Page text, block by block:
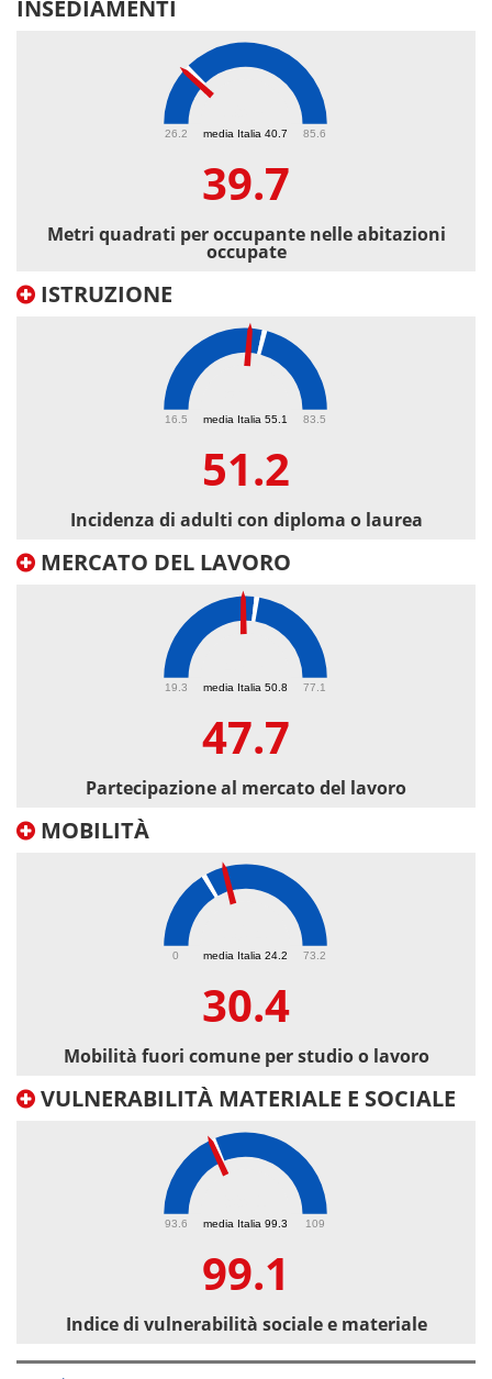
INSEDIAMENTI
media Italia 40.7
26.2 85.6
39.7
Metri quadrati per occupante nelle abitazioni
occupate
ISTRUZIONE
media Italia 55.1
16.5 83.5
51.2
Incidenza di adulti con diploma o laurea
MERCATO DEL LAVORO
media Italia 50.8
19.3 77.1
47.7
Partecipazione al mercato del lavoro
MOBILITÀ
media Italia 24.2
0 73.2
30.4
Mobilità fuori comune per studio o lavoro
VULNERABILITÀ MATERIALE E SOCIALE
media Italia 99.3
93.6 109
99.1
Indice di vulnerabilità sociale e materiale